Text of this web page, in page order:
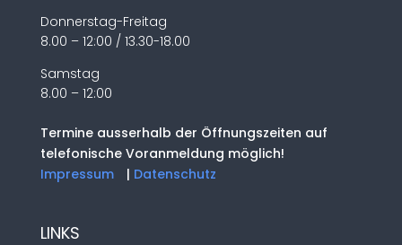
Donnerstag-Freitag
8.00 – 12:00 / 13.30-18.00
Samstag
8.00 – 12:00
Termine ausserhalb der Öffnungszeiten auf
telefonische Voranmeldung möglich!
Impressum
| Datenschutz
LINKS